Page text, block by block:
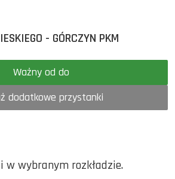
- GÓRCZYN PKM
Ważny od do
dodatkowe przystanki
w wybranym rozkładzie.